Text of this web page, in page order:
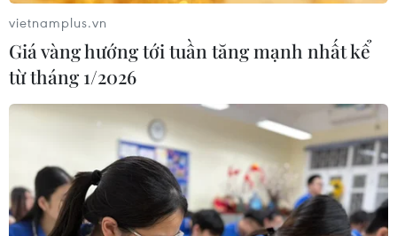
05/08/2026 09:22
Tiếp nhận 47 công dân Việt Nam bị
Hoa Kỳ trục xuất về nước
Đồng Nai phát hiện 7 cơ sở nuôi lợn
vietnamplus.vn
Giá vàng hướng tới tuần tăng mạnh nhất kể
từ tháng 1/2026